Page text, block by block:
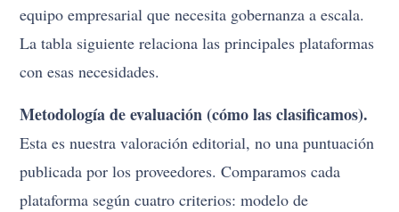
equipo empresarial que necesita gobernanza a escala.
La tabla siguiente relaciona las principales plataformas
con esas necesidades.
Metodología de evaluación (cómo las clasificamos).
Esta es nuestra valoración editorial, no una puntuación
publicada por los proveedores. Comparamos cada
plataforma según cuatro criterios: modelo de